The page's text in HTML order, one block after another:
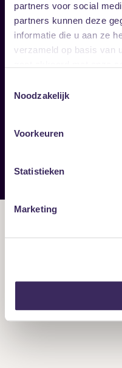
partners voor social
partners kunnen deze
informatie die u aan ze
verzameld op basis van
Noodzakelijk
Voorkeuren
Statistieken
Marketing
Home
Vrijwilligers
Verhuur
Disclaimer
Privacy &
Follow
Onze